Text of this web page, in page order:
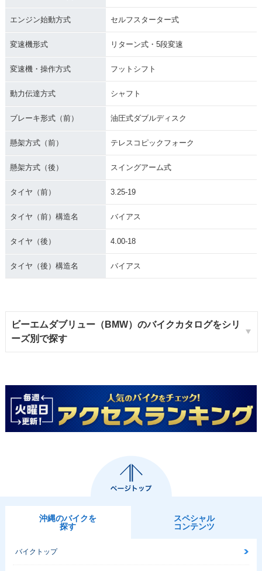
エンジン始動方式 セルフスターター式
変速機形式 リターン式・5段変速
変速機・操作方式 フットシフト
動力伝達方式 シャフト
ブレーキ形式（前） 油圧式ダブルディスク
懸架方式（前） テレスコピックフォーク
懸架方式（後） スイングアーム式
タイヤ（前） 3.25-19
タイヤ（前）構造名 バイアス
タイヤ（後） 4.00-18
タイヤ（後）構造名 バイアス
ビーエムダブリュー（BMW）のバイクカタログをシリ
ーズ別で探す
沖縄のバイクを
探す
スペシャル
コンテンツ
バイクトップ